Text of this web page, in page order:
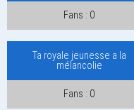
Fans : 0
Ta royale jeunesse a la
mélancolie
Fans : 0